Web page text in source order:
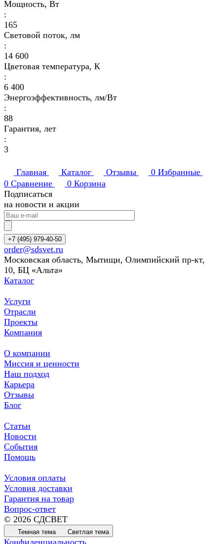
Мощность, Вт
:
165
Световой поток, лм
:
14 600
Цветовая температура, К
:
6 400
Энергоэффективность, лм/Вт
:
88
Гарантия, лет
:
3
Главная Каталог Отзывы 0 Избранные
0 Сравнение 0 Корзина
Подписаться
на новости и акции
+7 (495) 979-40-50
order@sdsvet.ru
Московская область, Мытищи, Олимпийский пр-кт,
10, БЦ «Альта»
Каталог
Услуги
Отрасли
Проекты
Компания
О компании
Миссия и ценности
Наш подход
Карьера
Отзывы
Блог
Статьи
Новости
События
Помощь
Условия оплаты
Условия доставки
Гарантия на товар
Вопрос-ответ
© 2026 СДСВЕТ
Темная тема Светлая тема
Конфиденциальность